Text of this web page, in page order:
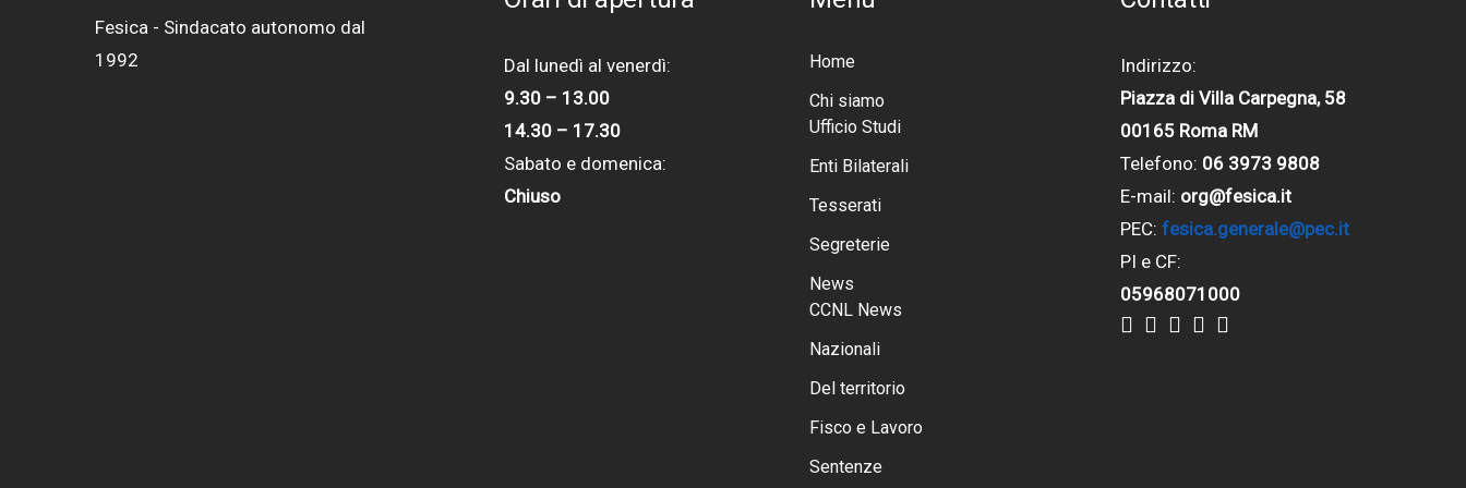
Fesica - Sindacato autonomo dal
1992
Dal lunedì al venerdì:
9.30 – 13.00
14.30 – 17.30
Sabato e domenica:
Chiuso
Home
Chi siamo
Ufficio Studi
Enti Bilaterali
Tesserati
Segreterie
News
CCNL News
Nazionali
Del territorio
Fisco e Lavoro
Sentenze
Indirizzo:
Piazza di Villa Carpegna, 58
00165 Roma RM
Telefono: 06 3973 9808
E-mail: org@fesica.it
PEC: fesica.generale@pec.it
PI e CF:
05968071000